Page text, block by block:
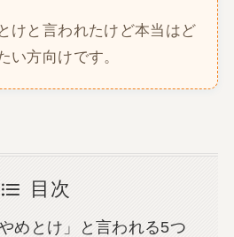
けと言われたけど本当はど
い方向けです。
目次
めとけ」と言われる5つ